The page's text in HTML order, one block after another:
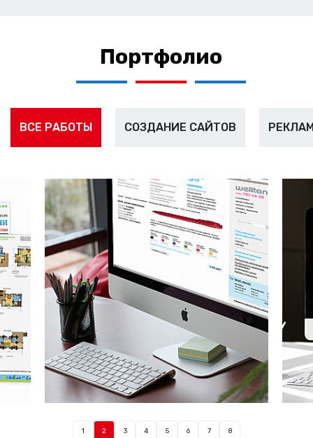
Портфолио
ВСЕ РАБОТЫ СОЗДАНИЕ САЙТОВ
1 2 3 4 5 6 7 8